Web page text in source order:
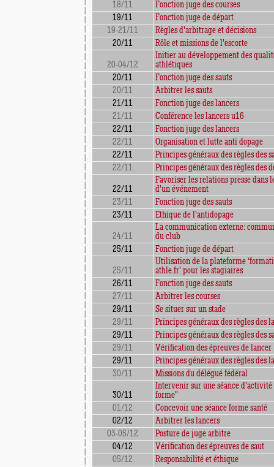
18/11
Fonction juge des courses
19/11
Fonction juge de départ
19-21/11
Règles d'arbitrage et décisions
20/11
Rôle et missions de l'escorte
20-04/12
Initier au développement des
athlétiques
20/11
Fonction juge des sauts
20/11
Arbitrer les sauts
21/11
Fonction juge des lancers
21/11
Conférence les lancers u16
22/11
Fonction juge des lancers
22/11
Organisation et lutte anti dopage
22/11
Principes généraux des règles des
22/11
Principes généraux des règles des
22/11
Favoriser les relations presse dans
d'un événement
23/11
Fonction juge des sauts
23/11
Ethique de l'antidopage
24/11
La communication externe:
du club
25/11
Fonction juge de départ
25/11
Utilisation de la plateforme
athle.fr’ pour les stagiaires
26/11
Fonction juge des sauts
27/11
Arbitrer les courses
29/11
Se situer sur un stade
29/11
Principes généraux des règles des
29/11
Principes généraux des règles des
29/11
Vérification des épreuves de lancer
29/11
Principes généraux des règles des
30/11
Missions du délégué fédéral
30/11
Intervenir sur une séance
forme"
01/12
Concevoir une séance forme santé
02/12
Arbitrer les lancers
03-05/12
Posture de juge arbitre
04/12
Vérification des épreuves de saut
05/12
Responsabilité et éthique